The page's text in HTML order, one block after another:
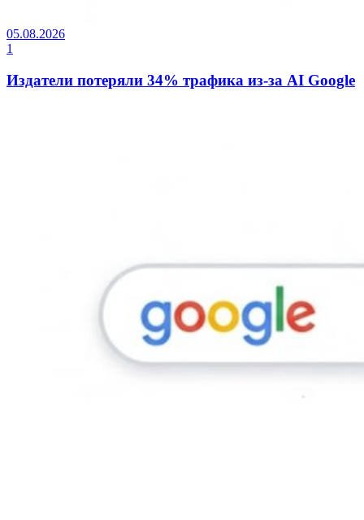
05.08.2026
1
Издатели потеряли 34% трафика из-за AI Google